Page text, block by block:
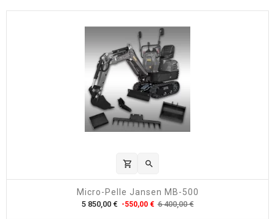
x
shopping_cart 
Micro-Pelle Jansen MB-500
5 850,00 € P-550,00 € 6 400,00 €P